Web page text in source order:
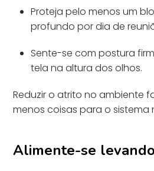
Proteja pelo menos um
profundo por dia de
Sente-se com postura
tela na altura dos olhos.
Reduzir o atrito no ambiente
menos coisas para o sistema
Alimente-se